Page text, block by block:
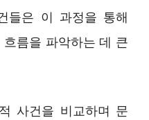
들은 이 과정을 통해
름을 파악하는 데 큰
사건을 비교하며 문